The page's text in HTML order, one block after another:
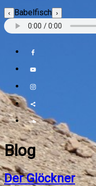
‹ Babelfisch ›
Blog
Der Glöckner